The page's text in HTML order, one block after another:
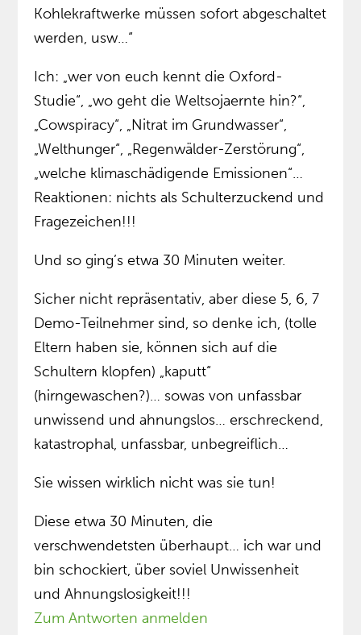
Kohlekraftwerke müssen sofort abgeschaltet
werden, usw…“
Ich: „wer von euch kennt die Oxford-
Studie“, „wo geht die Weltsojaernte hin?“,
„Cowspiracy“, „Nitrat im Grundwasser“,
„Welthunger“, „Regenwälder-Zerstörung“,
„welche klimaschädigende Emissionen“…
Reaktionen: nichts als Schulterzuckend und
Fragezeichen!!!
Und so ging’s etwa 30 Minuten weiter.
Sicher nicht repräsentativ, aber diese 5, 6, 7
Demo-Teilnehmer sind, so denke ich, (tolle
Eltern haben sie, können sich auf die
Schultern klopfen) „kaputt“
(hirngewaschen?)… sowas von unfassbar
unwissend und ahnungslos… erschreckend,
katastrophal, unfassbar, unbegreiflich…
Sie wissen wirklich nicht was sie tun!
Diese etwa 30 Minuten, die
verschwendetsten überhaupt… ich war und
bin schockiert, über soviel Unwissenheit
und Ahnungslosigkeit!!!
Zum Antworten anmelden